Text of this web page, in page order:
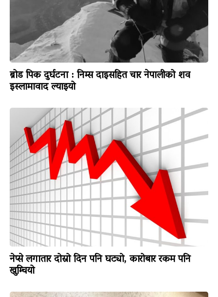
ब्रोड पिक दुर्घटना : निम्स दाइसहित चार नेपालीको शव
इस्लामावाद ल्याइयो
नेप्से लगातार दोस्रो दिन पनि घट्यो, कारोबार रकम पनि
खुम्चियो